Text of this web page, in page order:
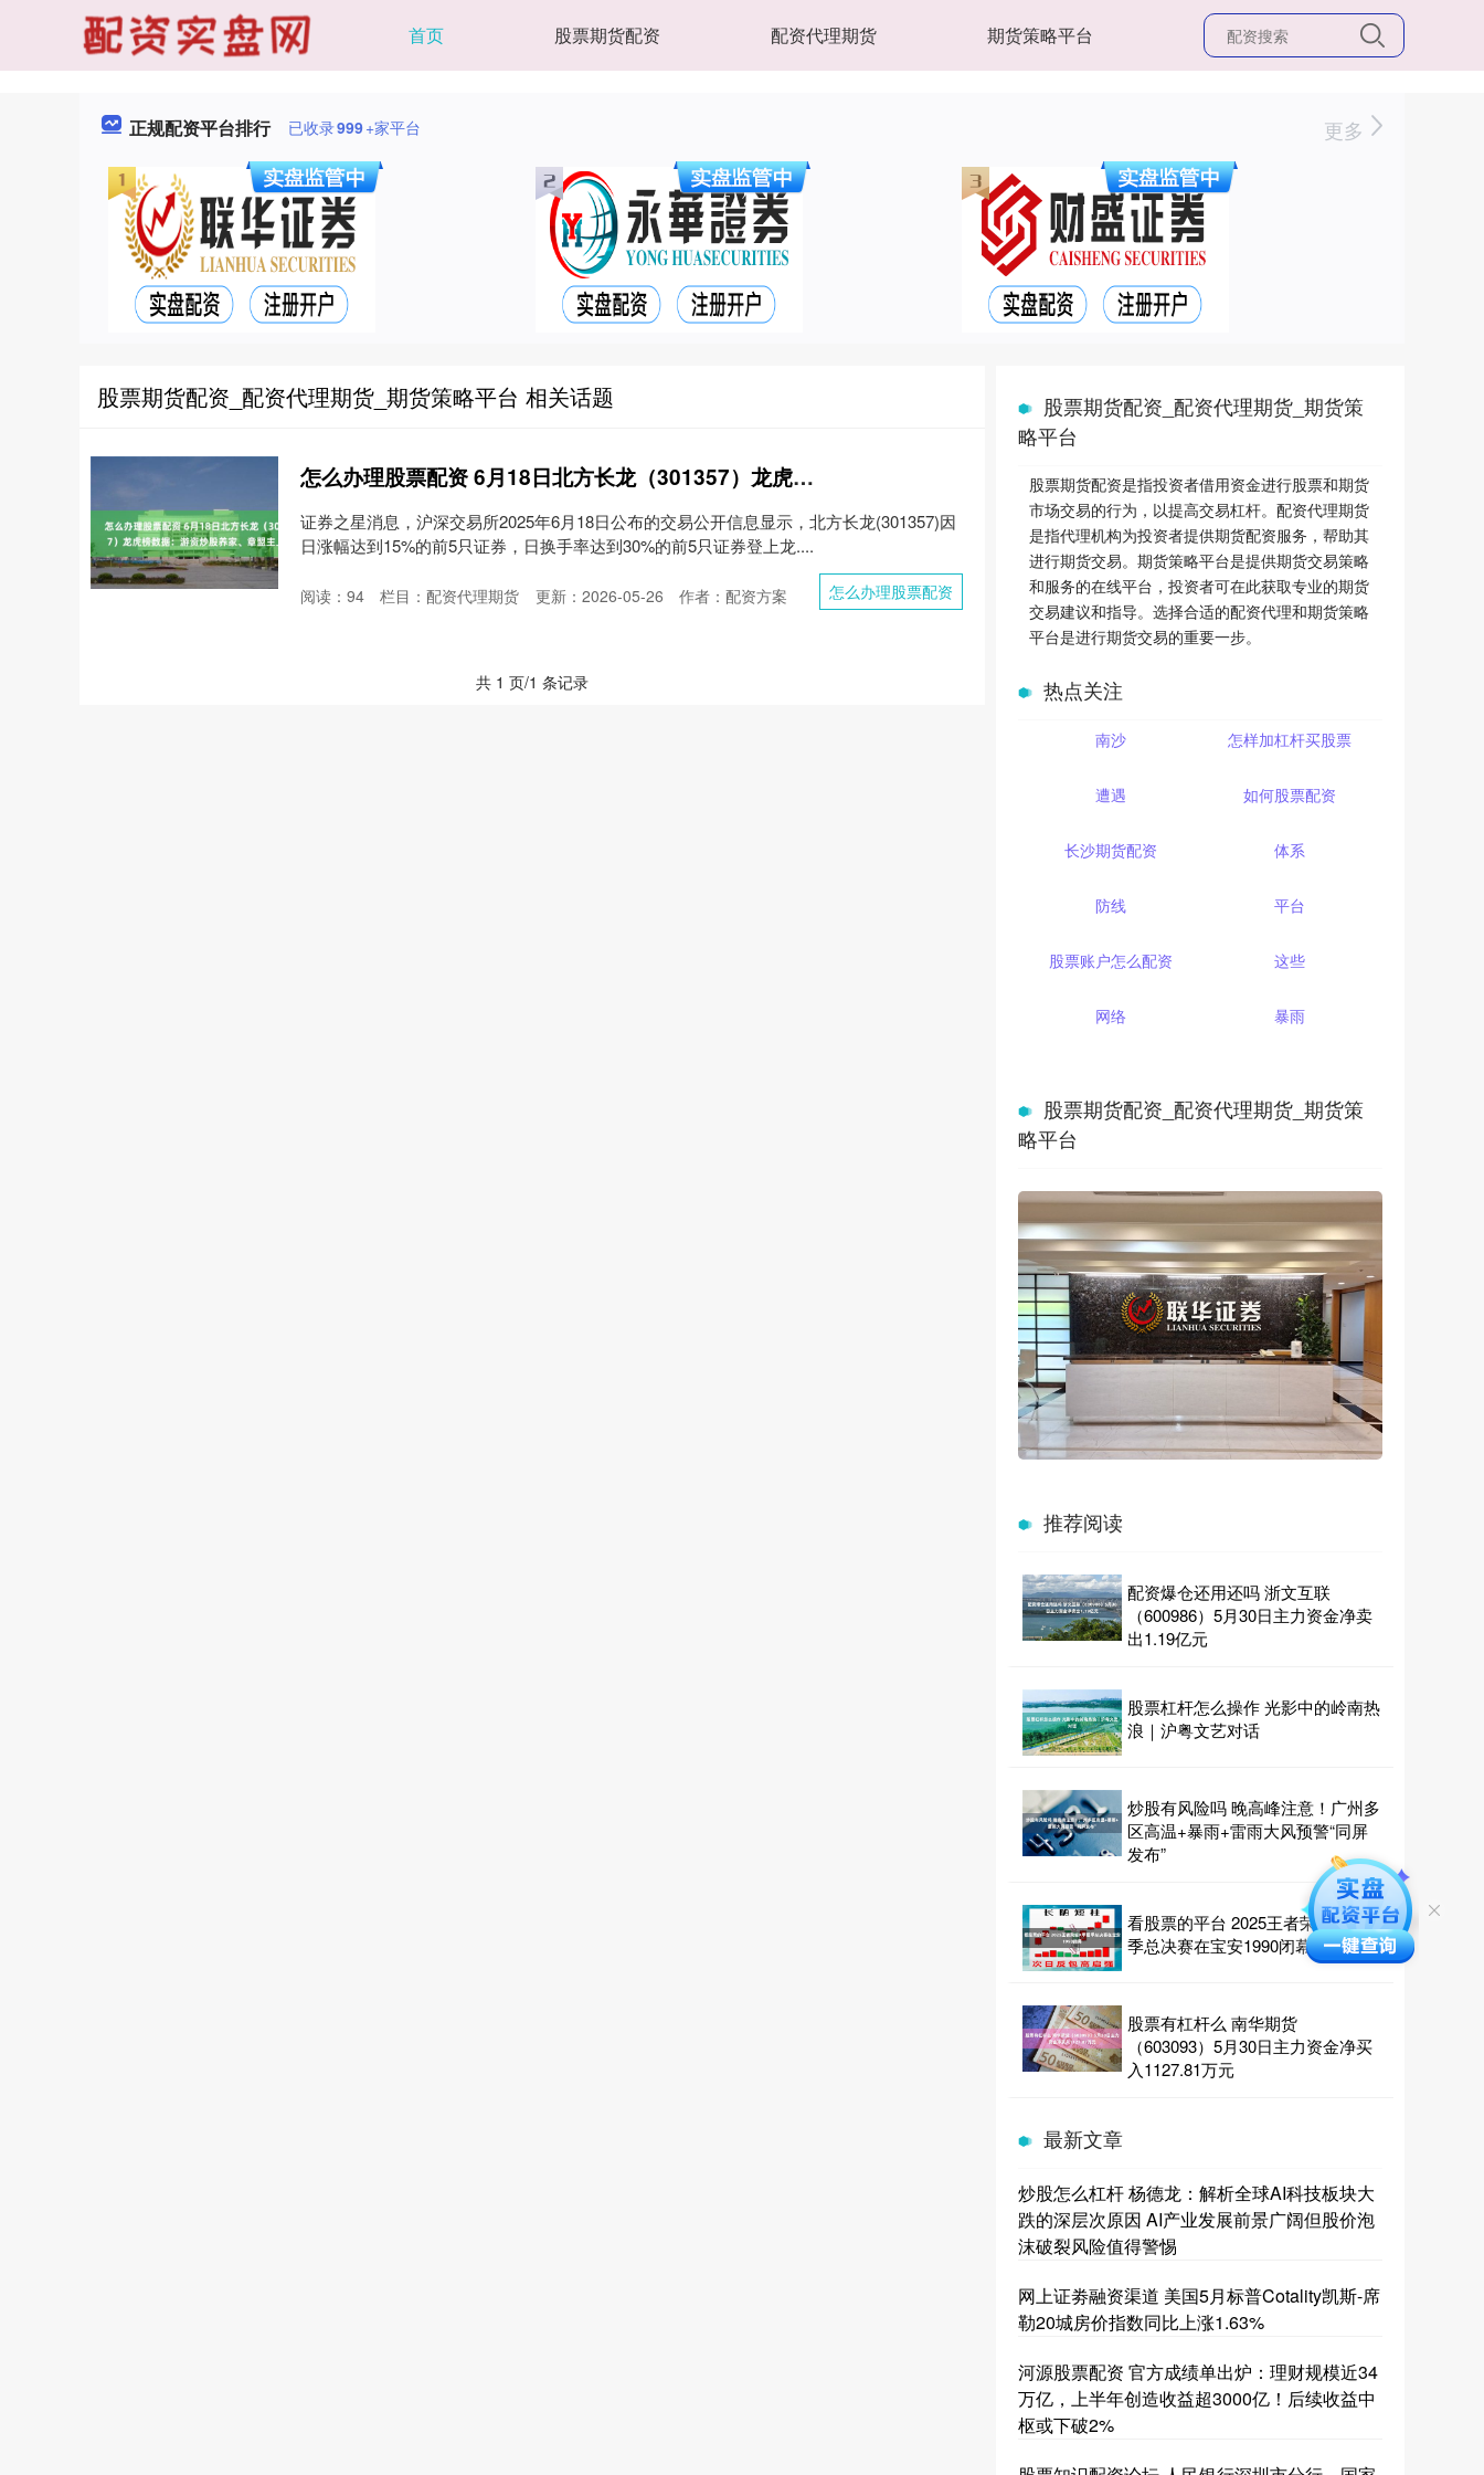
首页 股票期货配资 配资代理期货 期货策略平台
正规配资平台排行 已收录999+家平台 更多
股票期货配资_配资代理期货_期货策略平台 相关话题
怎么办理股票配资 6月18日北方长龙（301357）龙虎榜数据：游资炒股养家、章盟主上榜
证券之星消息，沪深交易所2025年6月18日公布的交易公开信息显示，北方长龙(301357)因
日涨幅达到15%的前5只证券，日换手率达到30%的前5只证券登上龙....
怎么办理股票配资
更新：2026-05-26 作者：配资方案
阅读： 94 栏目： 配资代理期货
共 1 页/1 条记录
股票期货配资_配资代理期货_期货策
略平台
股票期货配资是指投资者借用资金进行股票和期货
市场交易的行为，以提高交易杠杆。配资代理期货
是指代理机构为投资者提供期货配资服务，帮助其
进行期货交易。期货策略平台是提供期货交易策略
和服务的在线平台，投资者可在此获取专业的期货
交易建议和指导。选择合适的配资代理和期货策略
平台是进行期货交易的重要一步。
热点关注
南沙 怎样加杠杆买股票
遭遇 如何股票配资
长沙期货配资 体系
防线 平台
股票账户怎么配资 这些
网络 暴雨
股票期货配资_配资代理期货_期货策
略平台
推荐阅读
配资爆仓还用还吗 浙文互联
（600986）5月30日主力资金净卖
出1.19亿元
股票杠杆怎么操作 光影中的岭南热
浪｜沪粤文艺对话
炒股有风险吗 晚高峰注意！广州多
区高温+暴雨+雷雨大风预警“同屏
发布”
看股票的平台 2025王者荣耀K甲夏
季总决赛在宝安1990闭幕
股票有杠杆么 南华期货
（603093）5月30日主力资金净买
入1127.81万元
最新文章
炒股怎么杠杆 杨德龙：解析全球AI科技板块大
跌的深层次原因 AI产业发展前景广阔但股价泡
沫破裂风险值得警惕
网上证劵融资渠道 美国5月标普Cotality凯斯-席
勒20城房价指数同比上涨1.63%
河源股票配资 官方成绩单出炉：理财规模近34
万亿，上半年创造收益超3000亿！后续收益中
枢或下破2%